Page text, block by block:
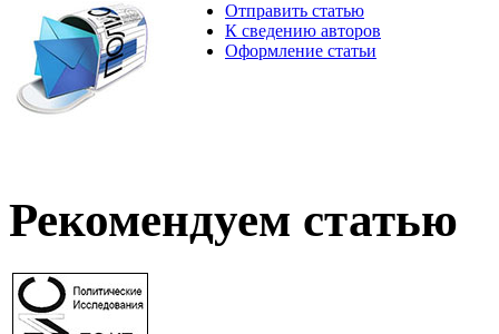
Отправить статью
К сведению авторов
Оформление статьи
Рекомендуем статью